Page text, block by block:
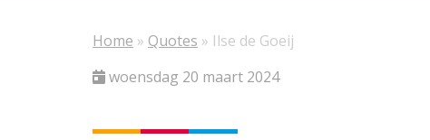
Home » Quotes » Ilse de Goeij
woensdag 20 maart 2024